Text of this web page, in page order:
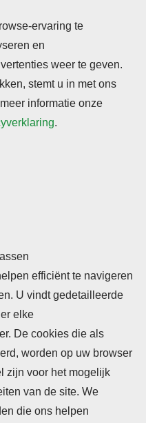
om
ervaring te
en
weer te geven.
stemt u in met ons
informatie onze
.
efficiënt te navigeren
U vindt gedetailleerde
elke
De cookies die als
worden op uw browser
zijn voor het mogelijk
van de site. We
die ons helpen